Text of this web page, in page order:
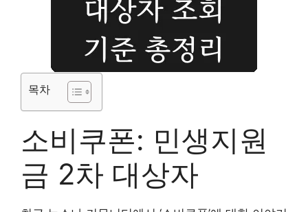
목차
소비쿠폰: 민생지원
금 2차 대상자